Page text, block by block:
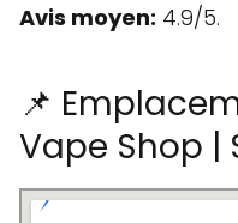
Avis moyen: 4.9/5.
📌
Vape Shop |